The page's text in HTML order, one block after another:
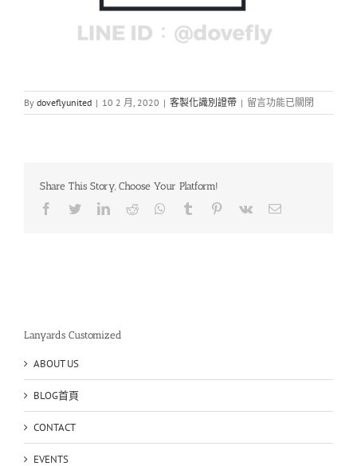
By doveflyunited | 10 2 月, 2020 | 客製化識別證帶 | 在
〈熱
訂
留言功能已關閉
Share This Story, Choose Your Platform!
Facebook
TwitterLinkedIn
Reddit Whatsapp
Tumblr Pinterest
Vk Email
Lanyards Customized
ABOUT US
BLOG首頁
CONTACT
EVENTS